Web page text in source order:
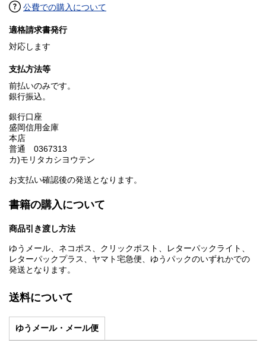
公費での購入について
適格請求書発行
対応します
支払方法等
前払いのみです。
銀行振込。
銀行口座
盛岡信用金庫
本店
普通 0367313
カ)モリタカシヨウテン
お支払い確認後の発送となります。
書籍の購入について
商品引き渡し方法
ゆうメール、ネコポス、クリックポスト、レターパックライト、
レターパックプラス、ヤマト宅急便、ゆうパックのいずれかでの
発送となります。
送料について
ゆうメール・メール便